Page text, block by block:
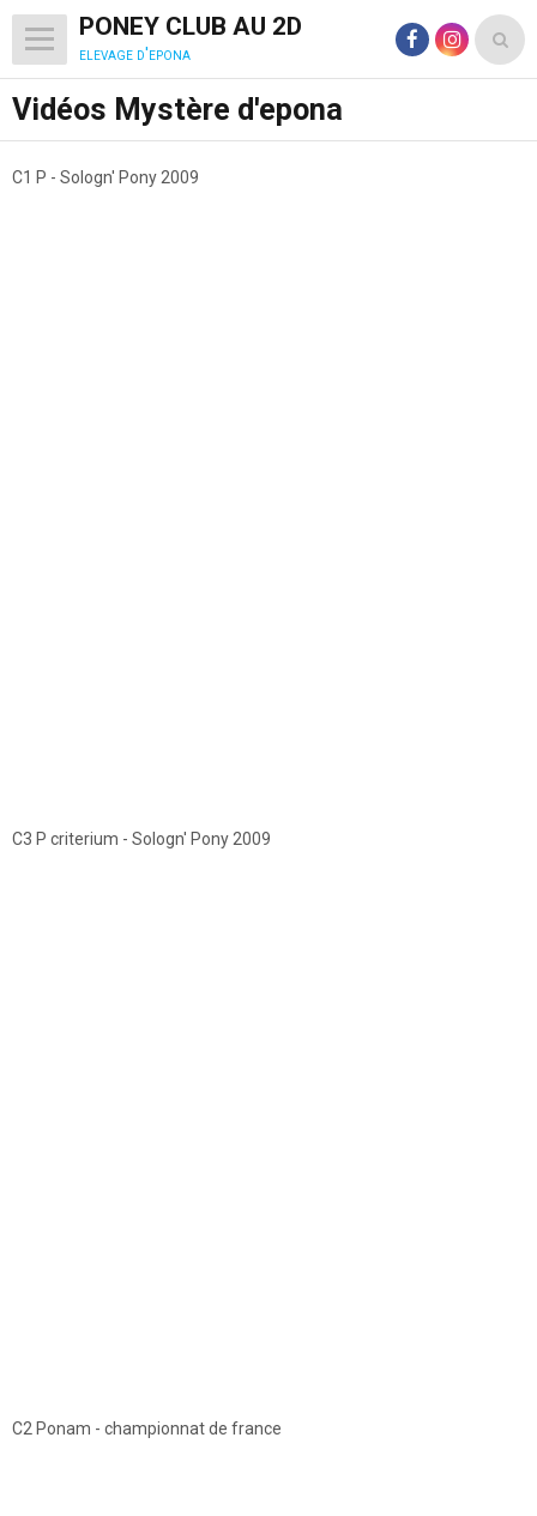
PONEY CLUB AU 2D
elevage d'epona
Vidéos Mystère d'epona
C1 P - Sologn' Pony 2009
C3 P criterium - Sologn' Pony 2009
C2 Ponam - championnat de france